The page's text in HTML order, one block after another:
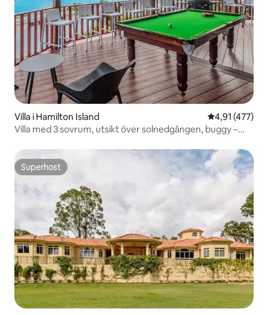
Villa i Hamilton Island 4,91 av 5 i
4,91 (477)
Villa med 3 sovrum, utsikt över solnedgången, buggy –
Superhost
Superhost